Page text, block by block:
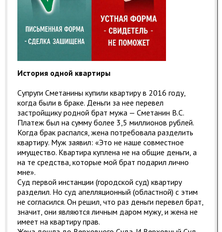
История одной квартиры
Супруги Сметанины купили квартиру в 2016 году,
когда были в браке. Деньги за нее перевел
застройщику родной брат мужа — Сметанин B.C.
Платеж был на сумму более 3,5 миллионов рублей.
Когда брак распался, жена потребовала разделить
квартиру. Муж заявил: «Это не наше совместное
имущество. Квартира куплена не на общие деньги, а
на те средства, которые мой брат подарил лично
мне».
Суд первой инстанции (городской суд) квартиру
разделил. Но суд апелляционный (областной) с этим
не согласился. Он решил, что раз деньги перевел брат,
значит, они являются личным даром мужу, и жена не
имеет на квартиру прав.